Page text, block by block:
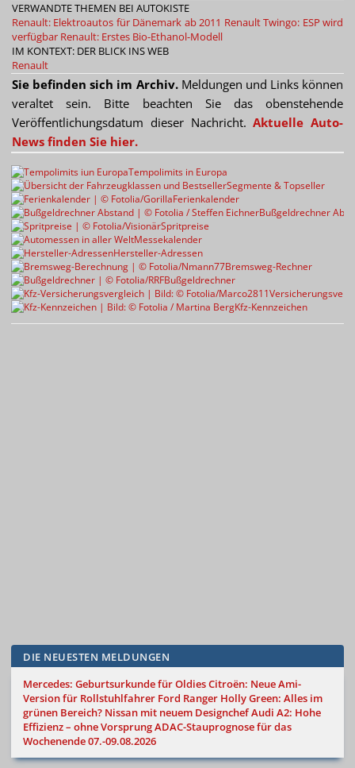
VERWANDTE THEMEN BEI AUTOKISTE
Renault: Elektroautos für Dänemark ab 2011 Renault Twingo: ESP wird
verfügbar Renault: Erstes Bio-Ethanol-Modell
IM KONTEXT: DER BLICK INS WEB
Renault
Sie befinden sich im Archiv.Meldungen und Links können
veraltet sein. Bitte beachten Sie das obenstehende
Veröffentlichungsdatum dieser Nachricht.Aktuelle Auto-
News finden Sie hier.
Tempolimits in Europa
Segmente & Topseller
Ferienkalender
Bußgeldrechner
Spritpreise
Messekalender
Hersteller-Adressen
Bremsweg-Rechner
Bußgeldrechner
Kfz-Kennzeichen
DIE NEUESTEN MELDUNGEN
Mercedes: Geburtsurkunde für OldiesCitroën: Neue Ami-
Version für Rollstuhlfahrer Ford Ranger Holly Green: Alles im
grünen Bereich? Nissan mit neuem DesignchefAudi A2: Hohe
Effizienz – ohne VorsprungADAC-Stauprognose für das
Wochenende 07.-09.08.2026